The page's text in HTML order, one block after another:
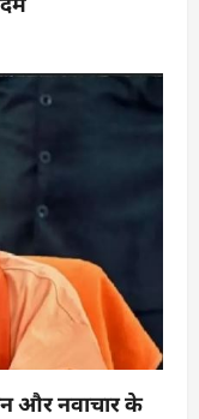
और नवाचार के